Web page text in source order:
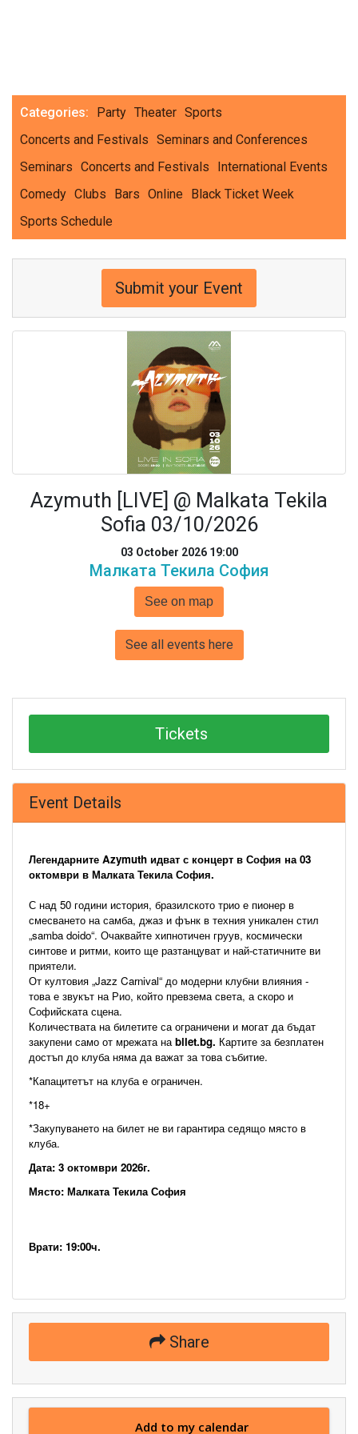
Categories: Party Theater Sports
Concerts and Festivals Seminars and Conferences
Seminars Concerts and Festivals
International Events
Comedy Clubs Bars Online
Black Ticket Week
Sports Schedule
Submit your Event
Azymuth [LIVE] @ Malkata Tekila
Sofia 03/10/2026
03 October 2026 19:00
Малката Текила София
See on map
See all events here
Tickets
Event Details
Легендарните Azymuth идват с концерт в София на 03
октомври в Малката Текила София.
С над 50 години история, бразилското трио е пионер в
смесването на самба, джаз и фънк в техния уникален стил
„samba doido“. Очаквайте хипнотичен груув, космически
синтове и ритми, които ще разтанцуват и най-статичните ви
приятели.
От култовия „Jazz Carnival“ до модерни клубни влияния -
това е звукът на Рио, който превзема света, а скоро и
Софийската сцена.
Количествата на билетите са ограничени и могат да бъдат
закупени само от мрежата на bilet.bg. Картите за безплатен
достъп до клуба няма да важат за това събитие.
*Капацитетът на клуба е ограничен.
*18+
*Закупуването на билет не ви гарантира седящо място в
клуба.
Дата: 3 октомври 2026г.
Място: Малката Текила София
Врати: 19:00ч.
Share
Add to my calendar